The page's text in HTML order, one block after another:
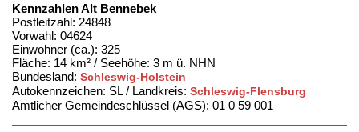
Kennzahlen Alt Bennebek
Postleitzahl: 24848
Vorwahl: 04624
Einwohner (ca.): 325
Fläche: 14 km² / Seehöhe: 3 m ü. NHN
Bundesland: Schleswig-Holstein
Autokennzeichen: SL / Landkreis: Schleswig-Flensburg
Amtlicher Gemeindeschlüssel (AGS): 01 0 59 001